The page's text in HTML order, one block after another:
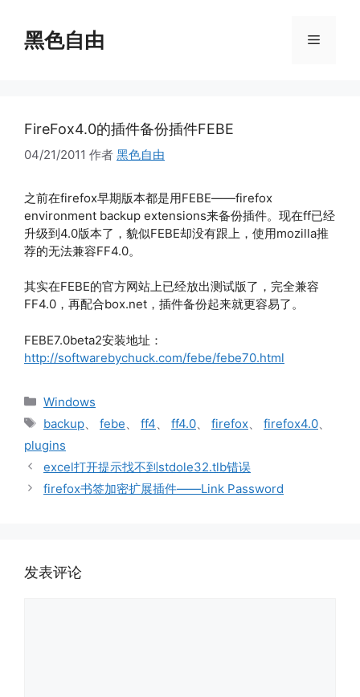
黑色自由 菜
FireFox4.0的插件备份插件FEBE
04/21/2011 作者 黑色自由
之前在firefox早期版本都是用FEBE——firefox
environment backup extensions来备份插件。现在ff已经
升级到4.0版本了，貌似FEBE却没有跟上，使用mozilla推
荐的无法兼容FF4.0。
其实在FEBE的官方网站上已经放出测试版了，完全兼容
FF4.0，再配合box.net，插件备份起来就更容易了。
FEBE7.0beta2安装地址：
http://softwarebychuck.com/febe/febe70.html
分
类
Windows
标
签
backup febe ff4 ff4.0 firefox firefox4.0
plugins
excel打开提示找不到stdole32.tlb错误
firefox书签加密扩展插件——Link Password
发表评论